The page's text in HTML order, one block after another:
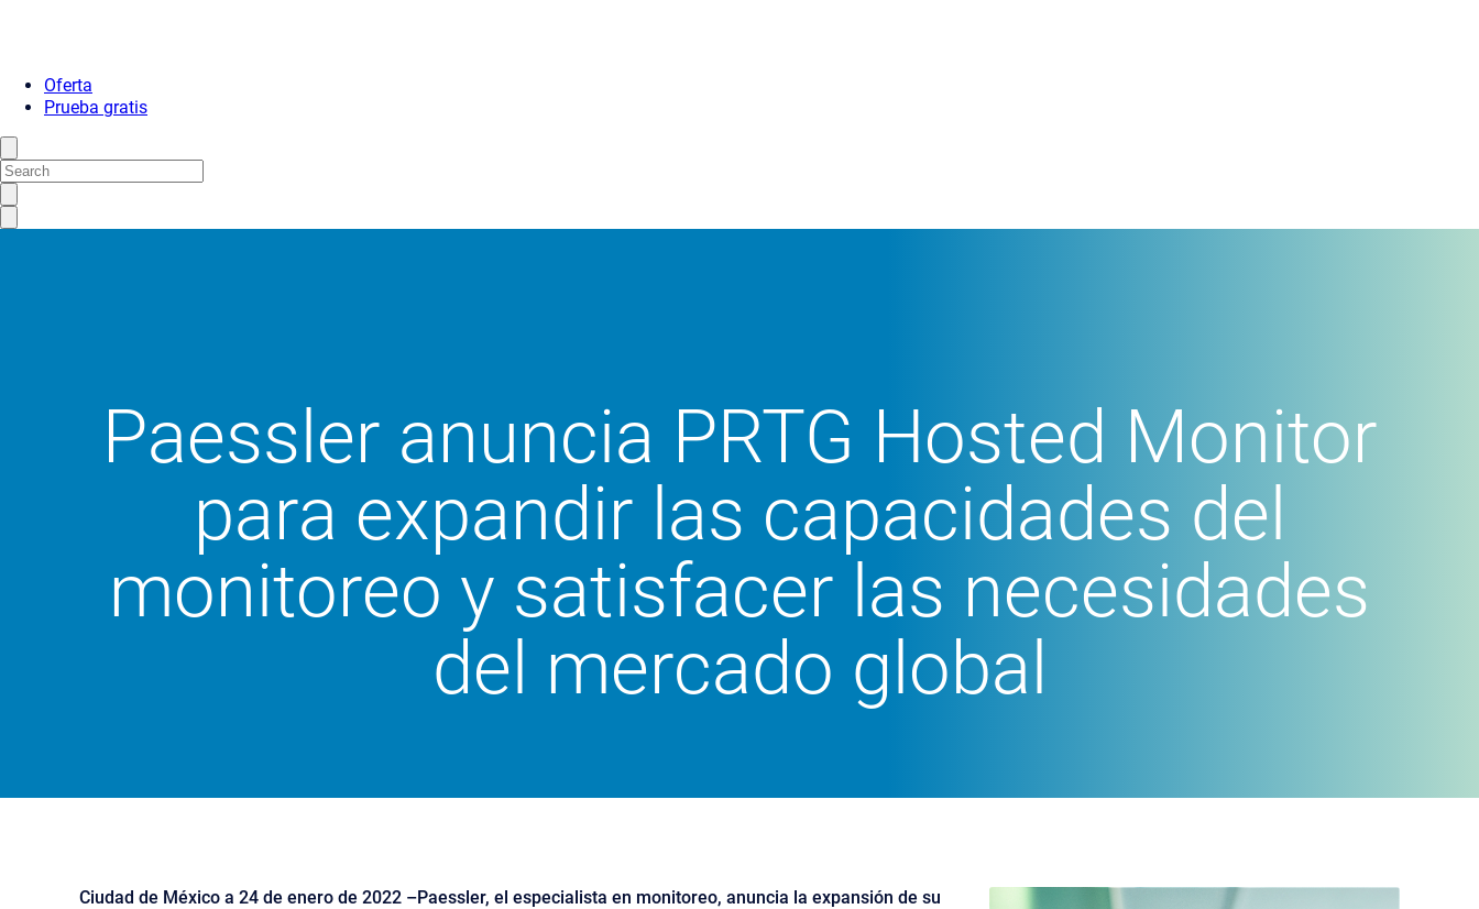
Oferta
Prueba gratis
Paessler anuncia PRTG Hosted Monitor
para expandir las capacidades del
monitoreo y satisfacer las necesidades
del mercado global
Ciudad de México a 24 de enero de 2022 –Paessler, el especialista en monitoreo, anuncia la expansión de su